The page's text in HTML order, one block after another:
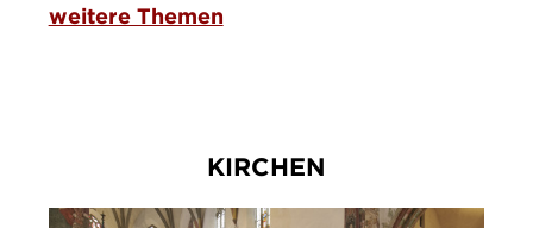
weitere Themen
KIRCHEN